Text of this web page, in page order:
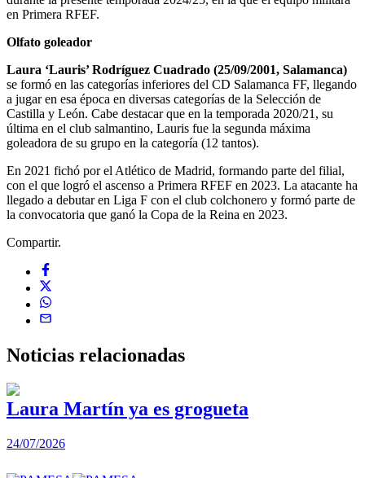
en Primera RFEF.
Olfato goleador
Laura ‘Lauris’ Rodríguez Cuadrado (25/09/2001, Salamanca)
se formó en las categorías inferiores del CD Salamanca FF, llegando
a jugar en esa época en diversas categorías de la Selección de
Castilla y León. Cabe destacar que en la temporada 2020/21, su
última en el club salmantino, Lauris fue la segunda máxima
goleadora de su grupo en la categoría (12 tantos).
En 2021 fichó por el Atlético de Madrid, formando parte del filial,
con el que logró el ascenso a Primera RFEF en 2023. La atacante ha
llegado a debutar en Liga F con el club colchonero y formó parte de
la convocatoria que ganó la Copa de la Reina en 2023.
Compartir.
Noticias relacionadas
Laura Martín ya es grogueta
24/07/2026